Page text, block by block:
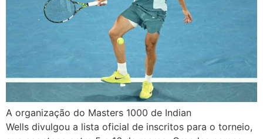
A organização do Masters 1000 de Indian
Wells divulgou a lista oficial de inscritos para o torneio,